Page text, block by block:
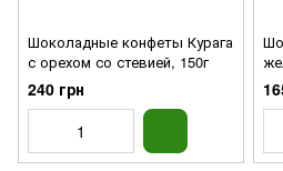
Шоколадные конфеты Курага
с орехом со стевией, 150г
240 грн